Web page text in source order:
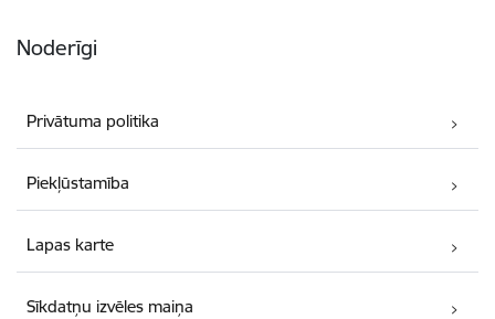
Noderīgi
Privātuma politika
Piekļūstamība
Lapas karte
Sīkdatņu izvēles maiņa